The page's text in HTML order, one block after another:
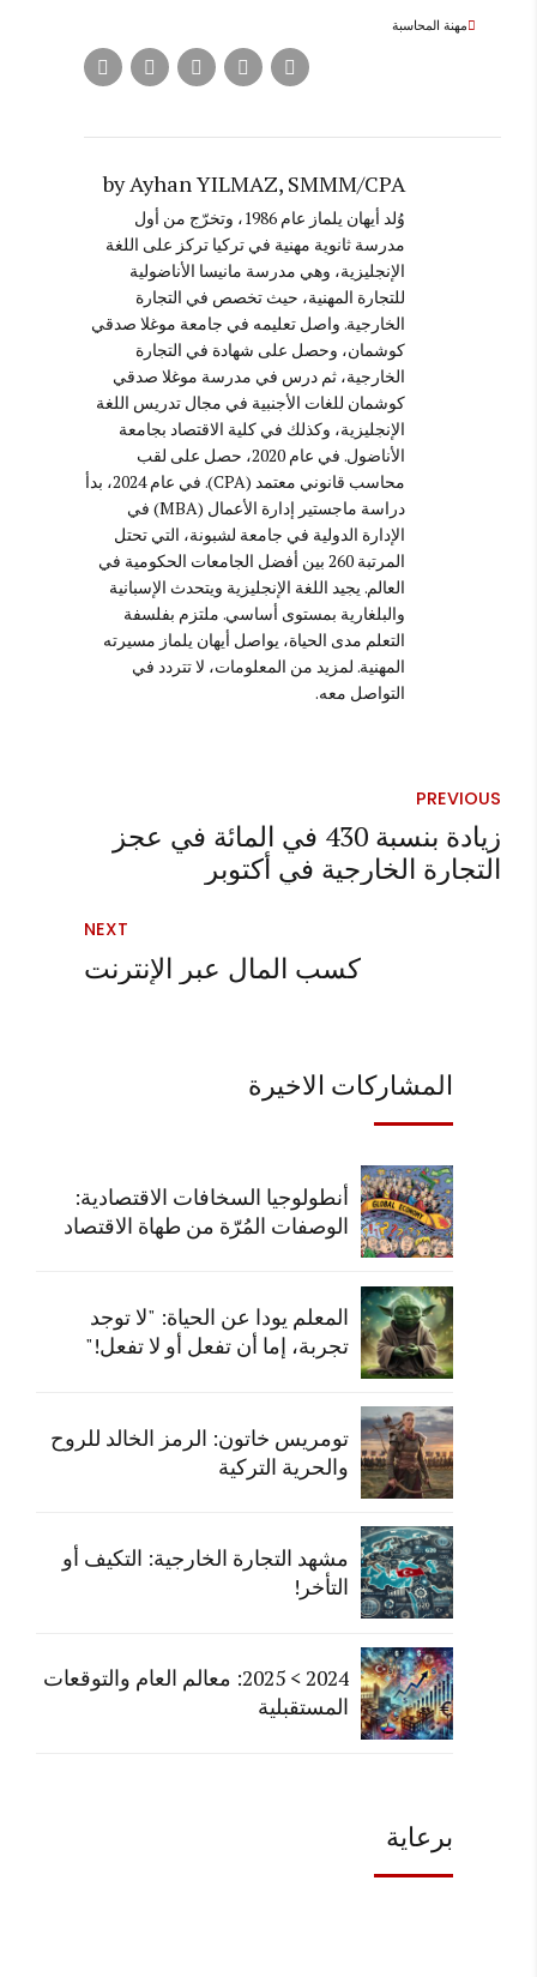
مهنة المحاسبة
by Ayhan YILMAZ, SMMM/CPA
وُلد أيهان يلماز عام 1986، وتخرّج من أول
مدرسة ثانوية مهنية في تركيا تركز على اللغة
الإنجليزية، وهي مدرسة مانيسا الأناضولية
للتجارة المهنية، حيث تخصص في التجارة
الخارجية. واصل تعليمه في جامعة موغلا صدقي
كوشمان، وحصل على شهادة في التجارة
الخارجية، ثم درس في مدرسة موغلا صدقي
كوشمان للغات الأجنبية في مجال تدريس اللغة
الإنجليزية، وكذلك في كلية الاقتصاد بجامعة
الأناضول. في عام 2020، حصل على لقب
محاسب قانوني معتمد (CPA). في عام 2024، بدأ
دراسة ماجستير إدارة الأعمال (MBA) في
الإدارة الدولية في جامعة لشبونة، التي تحتل
المرتبة 260 بين أفضل الجامعات الحكومية في
العالم. يجيد اللغة الإنجليزية ويتحدث الإسبانية
والبلغارية بمستوى أساسي. ملتزم بفلسفة
التعلم مدى الحياة، يواصل أيهان يلماز مسيرته
المهنية. لمزيد من المعلومات، لا تتردد في
التواصل معه.
PREVIOUS
زيادة بنسبة 430 في المائة في عجز
التجارة الخارجية في أكتوبر
NEXT
كسب المال عبر الإنترنت
المشاركات الاخيرة
أنطولوجيا السخافات الاقتصادية:
الوصفات المُرّة من طهاة الاقتصاد
المعلم يودا عن الحياة: "لا توجد
تجربة، إما أن تفعل أو لا تفعل!"
تومريس خاتون: الرمز الخالد للروح
والحرية التركية
مشهد التجارة الخارجية: التكيف أو
التأخر!
2024 > 2025: معالم العام والتوقعات
المستقبلية
برعاية